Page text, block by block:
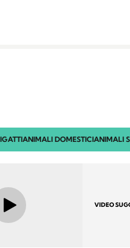
GATTIANIMALI DOMESTICIANIMALI
VIDEO